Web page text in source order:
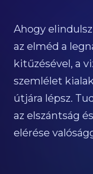
Ahogy
az elméd a
kitűzésével, a
szemlélet
útjára lépsz.
az elszántság
elérése